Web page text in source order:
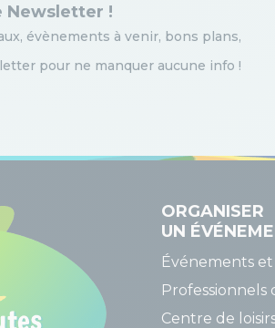
Newsletter !
évènements à venir, bons plans,
pour ne manquer aucune info !
ORGANISER
UN
Événements et
Professionnels
Centre de